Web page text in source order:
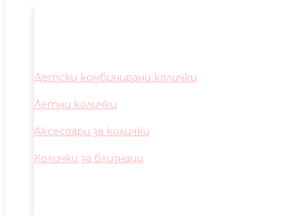
Детски комбинирани колички
Летни колички
Аксесоари за колички
Колички за близнаци